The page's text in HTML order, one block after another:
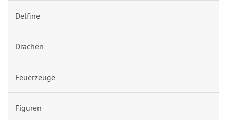
Delfine
Drachen
Feuerzeuge
Figuren